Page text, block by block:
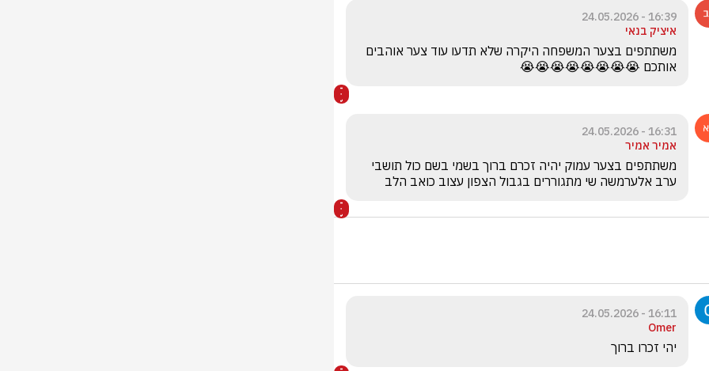
16:39 - 24.05.2026
איציק בנאי
אותכם 😭😭😭😭😭😭😭😭
16:31 - 24.05.2026
אמיר אמיר
ערב אלערמשה שי מתגוררים בגבול הצפון עצוב כואב הלב
16:11 - 24.05.2026
Omer
יהי זכרו ברוך